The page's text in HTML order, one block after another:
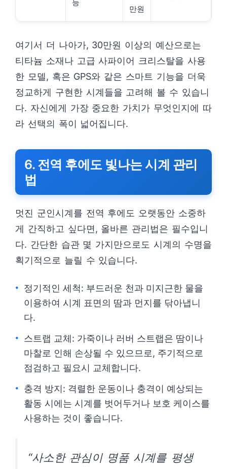
능
만원
여기서 더 나아가, 30만원 이상의 예산으로는
티타늄 소재나 고급 사파이어 크리스탈을 사용
한 모델, 혹은 GPS와 같은 스마트 기능을 더욱
정교하게 구현한 시계들을 고려해 볼 수 있습니
다. 자신에게 가장 중요한 가치가 무엇인지에 따
라 선택의 폭이 넓어집니다.
6. 전역 후에도 빛나는 시계 관리
법
멋진 군인시계를 전역 후에도 오랫동안 소중하
게 간직하고 싶다면, 올바른 관리법은 필수입니
다. 간단한 습관 몇 가지만으로도 시계의 수명을
획기적으로 늘릴 수 있습니다.
정기적인 세척: 부드러운 천과 미지근한 물을
이용하여 시계 표면의 땀과 먼지를 닦아냅니
다.
스트랩 교체: 가죽이나 러버 스트랩은 땀이나
마찰로 인해 손상될 수 있으므로, 주기적으로
점검하고 필요시 교체합니다.
충격 방지: 격렬한 운동이나 충격이 예상되는
활동 시에는 시계를 벗어두거나 보호 케이스를
사용하는 것이 좋습니다.
“사소한 관심이 명품 시계를 평생